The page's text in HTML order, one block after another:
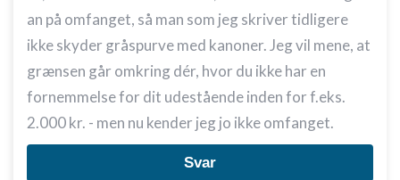
an på omfanget, så man som jeg skriver tidligere
ikke skyder gråspurve med kanoner. Jeg vil mene, at
grænsen går omkring dér, hvor du ikke har en
fornemmelse for dit udestående inden for f.eks.
2.000 kr. - men nu kender jeg jo ikke omfanget.
Svar